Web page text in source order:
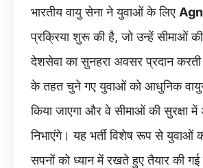
भारतीय वायु सेना ने युवाओं के लिए
प्रक्रिया शुरू की है, जो उन्हें सीमाओं
देशसेवा का सुनहरा अवसर प्रदान
के तहत चुने गए युवाओं को आधुनिक
किया जाएगा और वे सीमाओं की सुरक्षा में
निभाएंगे। यह भर्ती विशेष रूप से
सपनों को ध्यान में रखते हुए तैयार की गई